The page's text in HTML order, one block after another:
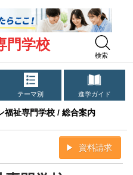
門学校
検索
テーマ別 進学ガイド
福祉専門学校 / 総合案内
資料請求